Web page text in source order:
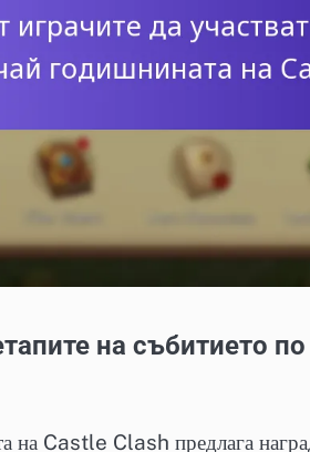
на събитието
на Castle Clash предлага